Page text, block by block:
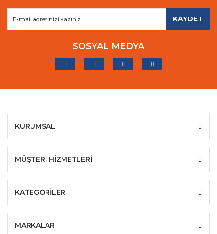
KAYDET
SOSYAL MEDYA
KURUMSAL
MÜŞTERİ HİZMETLERİ
KATEGORİLER
MARKALAR